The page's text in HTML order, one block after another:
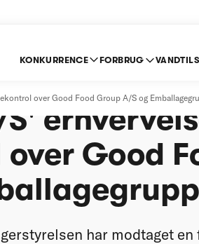
KONKURRENCE FORBRUG
over Good Food Group A/S og
Good
har modtaget